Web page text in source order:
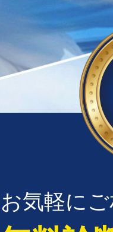
お気軽に